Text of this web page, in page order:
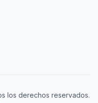
los derechos reservados.